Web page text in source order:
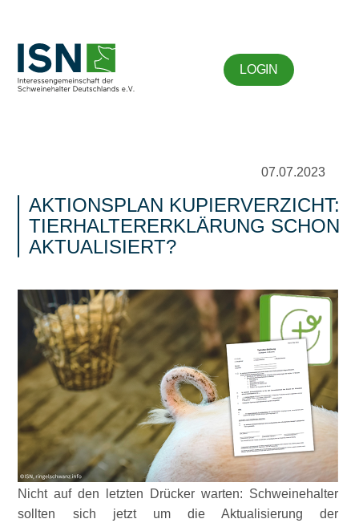
LOGIN
07.07.2023
AKTIONSPLAN KUPIERVERZICHT:
TIERHALTERERKLÄRUNG SCHON
AKTUALISIERT?
Nicht auf den letzten Drücker warten: Schweinehalter
sollten sich jetzt um die Aktualisierung der